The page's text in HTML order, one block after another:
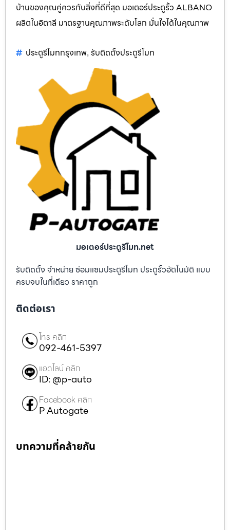
บ้านของคุณคู่ควรกับสิ่งที่ดีที่สุด มอเตอร์ประตูรั้ว ALBANO
ผลิตในอิตาลี มาตรฐานคุณภาพระดับโลก มั่นใจได้ในคุณภาพ
ประตูรีโมทกรุงเทพ, รับติดตั้งประตูรีโมท
มอเตอร์ประตูรีโมท.net
รับติดตั้ง จำหน่าย ซ่อมแซมประตูรีโมท ประตูรั้วอัตโนมัติ แบบ
ครบจบในที่เดียว ราคาถูก
ติดต่อเรา
โทร คลิก
092-461-5397
แอดไลน์ คลิก
ID: @p-auto
Facebook คลิก
P Autogate
บทความที่คล้ายกัน